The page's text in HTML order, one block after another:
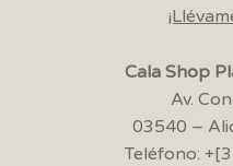
Cala Shop
Av.
03540 –
Teléfono: